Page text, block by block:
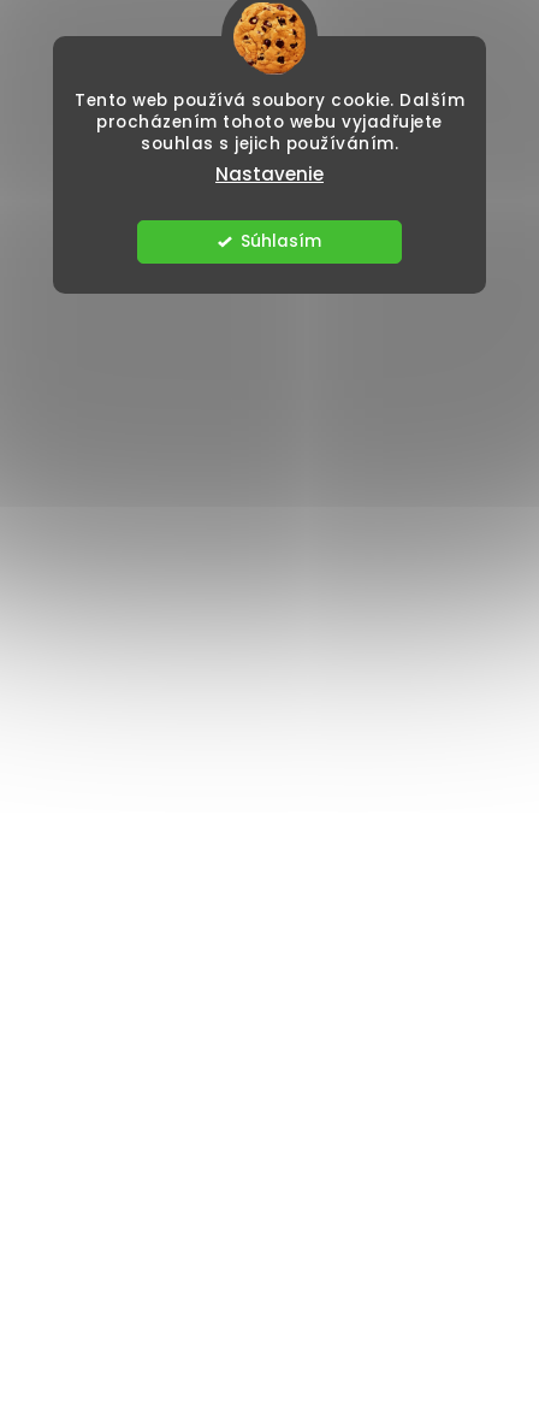
Tento web používá soubory cookie. Dalším
procházením tohoto webu vyjadřujete
souhlas s jejich používáním.
Nastavenie
Súhlasím